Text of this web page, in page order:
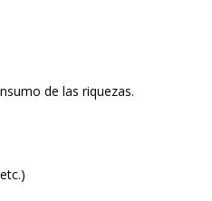
de las riquezas.